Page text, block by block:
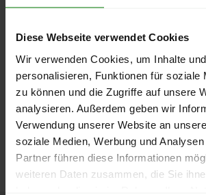
Diese Webseite verwendet Cookies
Wir verwenden Cookies, um Inhalte
personalisieren, Funktionen für soziale
zu können und die Zugriffe auf unsere
analysieren. Außerdem geben wir
Verwendung unserer Website an
soziale Medien, Werbung und
Partner führen diese Informationen
weiteren Daten zusammen, die Sie
lose Ware
September
2025
Januar
2026
250 €
Die aktuelle Preisentwicklung für
können Sie jederzeit auf unserer
nachvollziehen.